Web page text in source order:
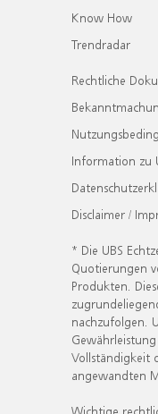
Know How
Trendradar
Rechtliche
Information zu
Disclaimer /
* Die UBS
Quotierungen
Produkten.
nachzufolgen.
Vollständigkeit
angewandten